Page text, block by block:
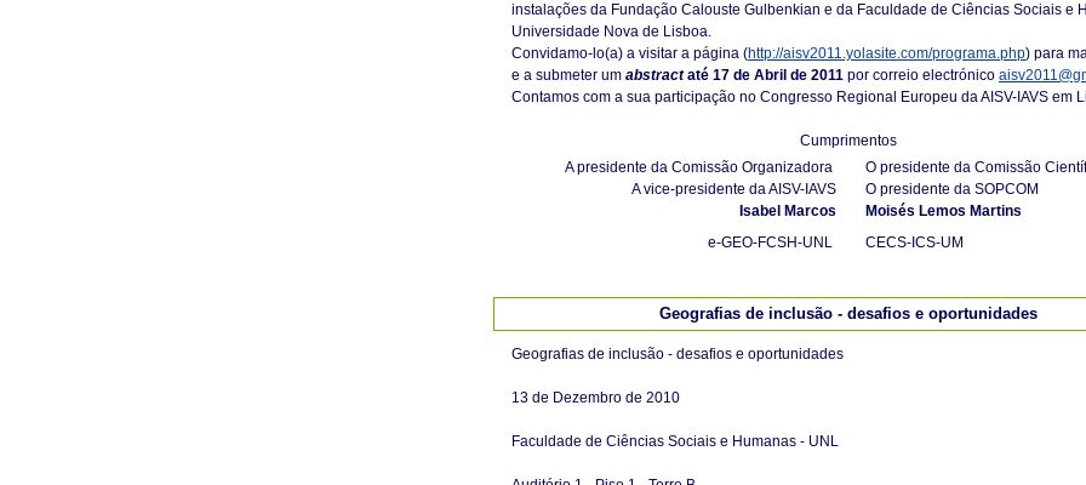
instalações da Fundação Calouste Gulbenkian e da Faculdade de Ciências Sociais e
Universidade Nova de Lisboa.
Convidamo-lo(a) a visitar a página (http://aisv2011.yolasite.com/programa.php) para
e a submeter um abstractaté 17 de Abril de 2011 por correio electrónico
Contamos com a sua participação no Congresso Regional Europeu da AISV-IAVS em
Cumprimentos
A presidente da Comissão Organizadora
A vice-presidente da AISV-IAVS
Isabel Marcos
O presidente da Comissão
O presidente da SOPCOM
Moisés Lemos Martins
e-GEO-FCSH-UNL
CECS-ICS-UM
Geografias de inclusão - desafios e oportunidades
Geografias de inclusão - desafios e oportunidades
13 de Dezembro de 2010
Faculdade de Ciências Sociais e Humanas - UNL